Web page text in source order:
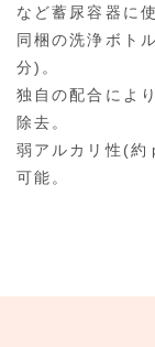
など蓄尿容器に
同梱の洗浄ボト
分)。
独自の配合によ
除去。
弱アルカリ性(約
可能。